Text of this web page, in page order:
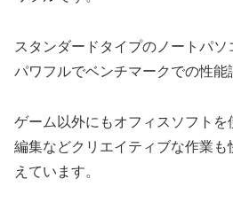
スタンダードタイプのノートパ
パワフルでベンチマークでの性能
ゲーム以外にもオフィスソフト
編集などクリエイティブな作業
えています。